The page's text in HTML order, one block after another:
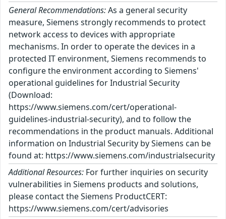
General Recommendations:As a general security
measure, Siemens strongly recommends to protect
network access to devices with appropriate
mechanisms. In order to operate the devices in a
protected IT environment, Siemens recommends to
configure the environment according to Siemens'
operational guidelines for Industrial Security
(Download:
https://www.siemens.com/cert/operational-
guidelines-industrial-security), and to follow the
recommendations in the product manuals. Additional
information on Industrial Security by Siemens can be
found at: https://www.siemens.com/industrialsecurity
Additional Resources: For further inquiries on security
vulnerabilities in Siemens products and solutions,
please contact the Siemens ProductCERT:
https://www.siemens.com/cert/advisories